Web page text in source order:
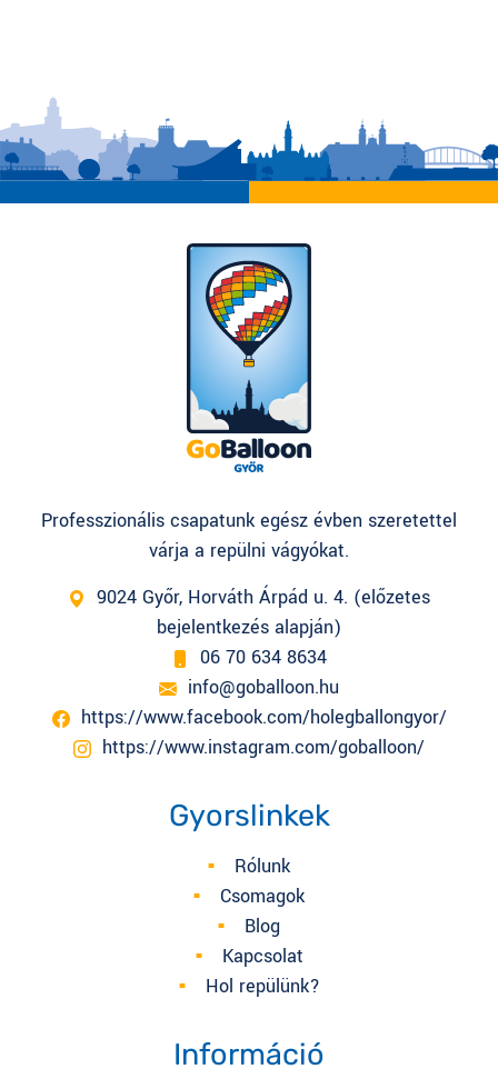
Professzionális csapatunk egész évben szeretettel
várja a repülni vágyókat.
9024 Győr, Horváth Árpád u. 4. (előzetes
bejelentkezés alapján)
06 70 634 8634
info@goballoon.hu
https://www.facebook.com/holegballongyor/
https://www.instagram.com/goballoon/
Gyorslinkek
Rólunk
Csomagok
Blog
Kapcsolat
Hol repülünk?
Információ